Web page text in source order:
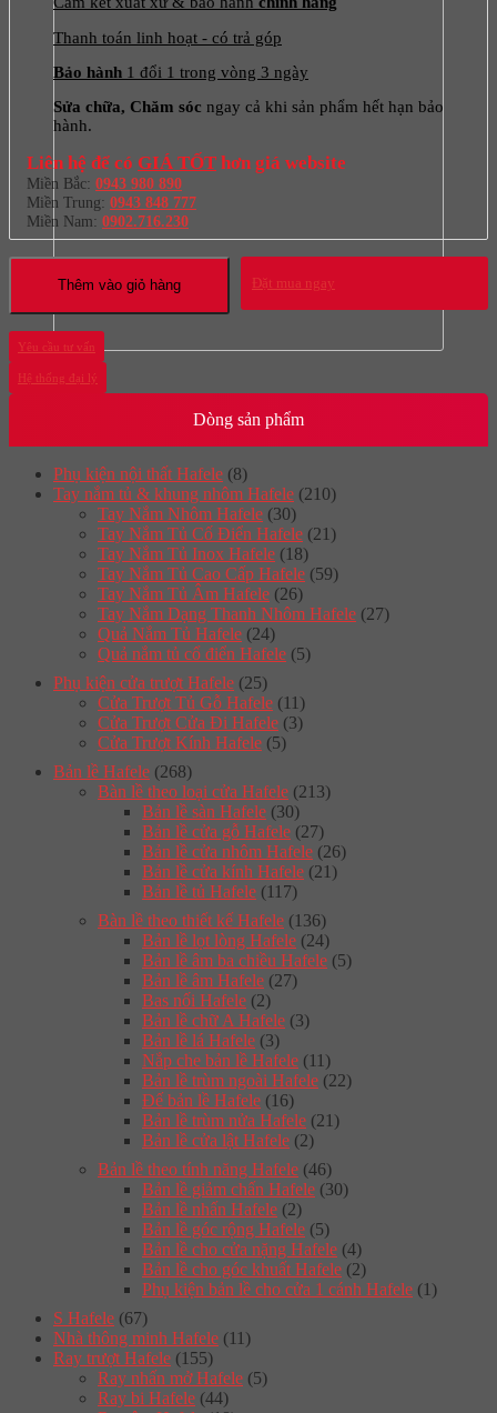
Thanh toán linh hoạt - có trả góp
Bảo hành 1 đổi 1 trong vòng 3 ngày
Sửa chữa, Chăm sóc ngay cả khi sản phẩm hết hạn bảo
hành.
Liên hệ để có GIÁ TỐT hơn giá website
Miền Bắc: 0943 980 890
Miền Trung: 0943 848 777
Miền Nam: 0902.716.230
Thêm vào giỏ hàng Đặt mua ngay
Yêu cầu tư vấn
Hệ thống đại lý
Dòng sản phẩm
Phụ kiện nội thất Hafele (8)
Tay nắm tủ & khung nhôm Hafele (210)
Tay Nắm Nhôm Hafele (30)
Tay Nắm Tủ Cố Điển Hafele (21)
Tay Nắm Tủ Inox Hafele (18)
Tay Nắm Tủ Cao Cấp Hafele (59)
Tay Nắm Tủ Âm Hafele (26)
Tay Nắm Dạng Thanh Nhôm Hafele (27)
Quả Nắm Tủ Hafele (24)
Quả nắm tủ cổ điển Hafele (5)
Phụ kiện cửa trượt Hafele (25)
Cửa Trượt Tủ Gỗ Hafele (11)
Cửa Trượt Cửa Đi Hafele (3)
Cửa Trượt Kính Hafele (5)
Bản lề Hafele (268)
Bàn lề theo loại cửa Hafele (213)
Bản lề sàn Hafele (30)
Bản lề cửa gỗ Hafele (27)
Bản lề cửa nhôm Hafele (26)
Bản lề cửa kính Hafele (21)
Bản lề tủ Hafele (117)
Bàn lề theo thiết kế Hafele (136)
Bản lề lọt lòng Hafele (24)
Bản lề âm ba chiều Hafele (5)
Bản lề âm Hafele (27)
Bas nối Hafele (2)
Bản lề chữ A Hafele (3)
Bản lề lá Hafele (3)
Nắp che bản lề Hafele (11)
Bản lề trùm ngoài Hafele (22)
Đế bản lề Hafele (16)
Bản lề trùm nửa Hafele (21)
Bản lề cửa lật Hafele (2)
Bản lề theo tính năng Hafele (46)
Bản lề giảm chấn Hafele (30)
Bản lề nhấn Hafele (2)
Bản lề góc rộng Hafele (5)
Bản lề cho cửa nặng Hafele (4)
Bản lề cho góc khuất Hafele (2)
Phụ kiện bản lề cho cửa 1 cánh Hafele (1)
S Hafele (67)
Nhà thông minh Hafele (11)
Ray trượt Hafele (155)
Ray nhấn mở Hafele (5)
Ray bi Hafele (44)